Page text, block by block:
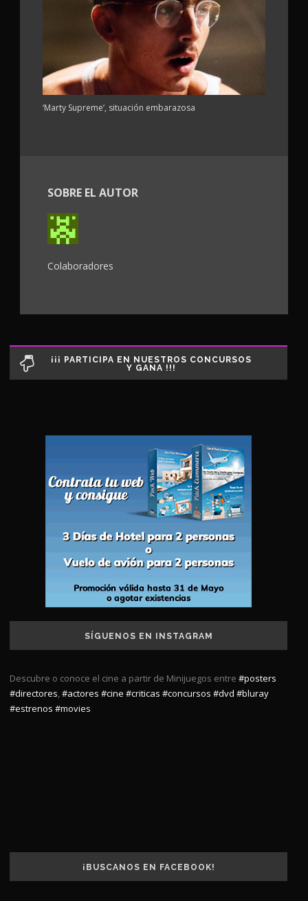
‘Marty Supreme’, situación embarazosa
SOBRE EL AUTOR
Colaboradores
¡¡¡ PARTICIPA EN NUESTROS CONCURSOS
Y GANA !!!
SÍGUENOS EN INSTAGRAM
Descubre o conoce el cine a partir de Minijuegos entre #posters
#directores,#actores #cine #criticas #concursos #dvd #bluray
#estrenos #movies
¡BUSCANOS EN FACEBOOK!